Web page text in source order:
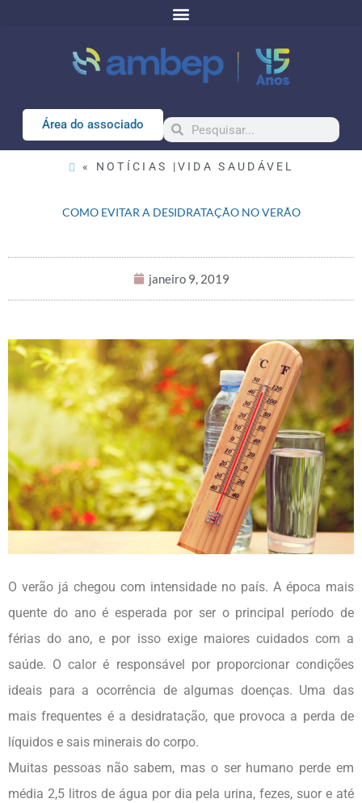
Área do associado
« NOTÍCIAS |VIDA SAUDÁVEL
COMO EVITAR A DESIDRATAÇÃO NO VERÃO
janeiro 9, 2019
O verão já chegou com intensidade no país. A época mais
quente do ano é esperada por ser o principal período de
férias do ano, e por isso exige maiores cuidados com a
saúde. O calor é responsável por proporcionar condições
ideais para a ocorrência de algumas doenças. Uma das
mais frequentes é a desidratação, que provoca a perda de
líquidos e sais minerais do corpo.
Muitas pessoas não sabem, mas o ser humano perde em
média 2,5 litros de água por dia pela urina, fezes, suor e até